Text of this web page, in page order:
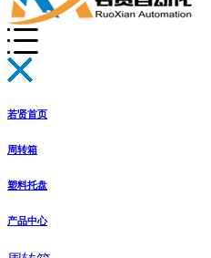
若贤首页
周转箱
塑料托盘
产品中心